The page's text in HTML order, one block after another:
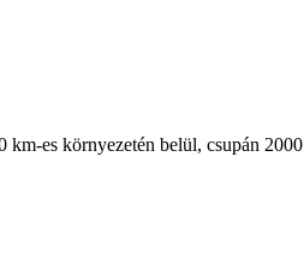
km-es környezetén belül, csupán 2000